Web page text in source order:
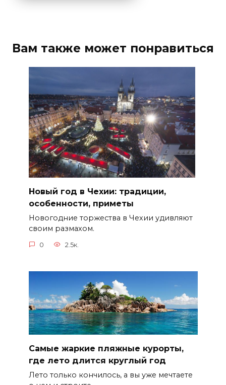
Вам также может понравиться
Новый год в Чехии: традиции,
особенности, приметы
Новогодние торжества в Чехии удивляют
своим размахом.
0 2.5к.
Самые жаркие пляжные курорты,
где лето длится круглый год
Лето только кончилось, а вы уже мечтаете